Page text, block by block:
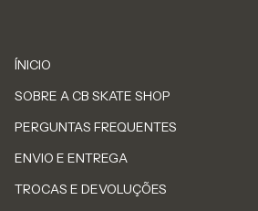
ÍNICIO
SOBRE A CB SKATE SHOP
PERGUNTAS FREQUENTES
ENVIO E ENTREGA
TROCAS E DEVOLUÇÕES